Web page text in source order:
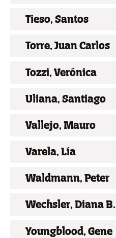
Tieso, Santos
Torre, Juan Carlos
Tozzi, Verónica
Uliana, Santiago
Vallejo, Mauro
Varela, Lía
Waldmann, Peter
Wechsler, Diana B.
Youngblood, Gene